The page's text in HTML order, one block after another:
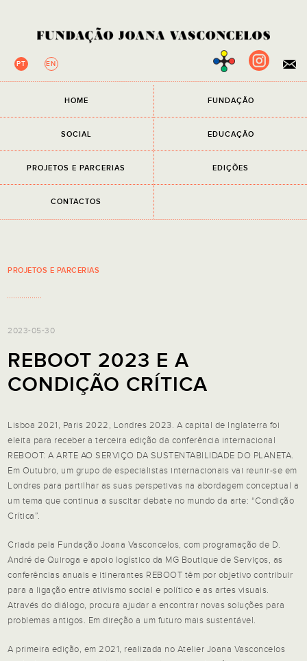
PT EN
NEWSLETTER
Campos de preenchimento obrigatório.
EMAIL
Política de Privacidade
HOME FUNDAÇÃO
SOCIAL EDUCAÇÃO
PROJETOS E PARCERIAS EDIÇÕES
CONTACTOS
PROJETOS E PARCERIAS
2023-05-30
REBOOT 2023 E A
CONDIÇÃO CRÍTICA
Lisboa 2021, Paris 2022, Londres 2023. A capital de Inglaterra foi
eleita para receber a terceira edição da conferência internacional
REBOOT: A ARTE AO SERVIÇO DA SUSTENTABILIDADE DO PLANETA.
Em Outubro, um grupo de especialistas internacionais vai reunir-se em
Londres para partilhar as suas perspetivas na abordagem conceptual a
um tema que continua a suscitar debate no mundo da arte: “Condição
Crítica”.
Criada pela Fundação Joana Vasconcelos, com programação de D.
André de Quiroga e apoio logístico da MG Boutique de Serviços, as
conferências anuais e itinerantes REBOOT têm por objetivo contribuir
para a ligação entre ativismo social e político e as artes visuais.
Através do diálogo, procura ajudar a encontrar novas soluções para
problemas antigos. Em direção a um futuro mais sustentável.
A primeira edição, em 2021, realizada no Atelier Joana Vasconcelos